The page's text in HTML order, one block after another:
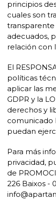
principios
cuales son
adecuados,
relación con
El
políticas
aplicar las
GDPR y la
derechos y
comunicado
puedan
Para más
privacidad,
de
226 Baixos -